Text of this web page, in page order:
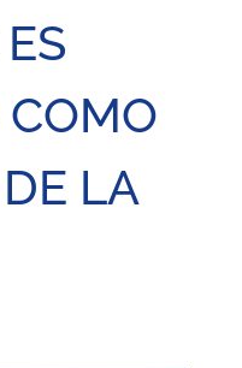
COMO
LA